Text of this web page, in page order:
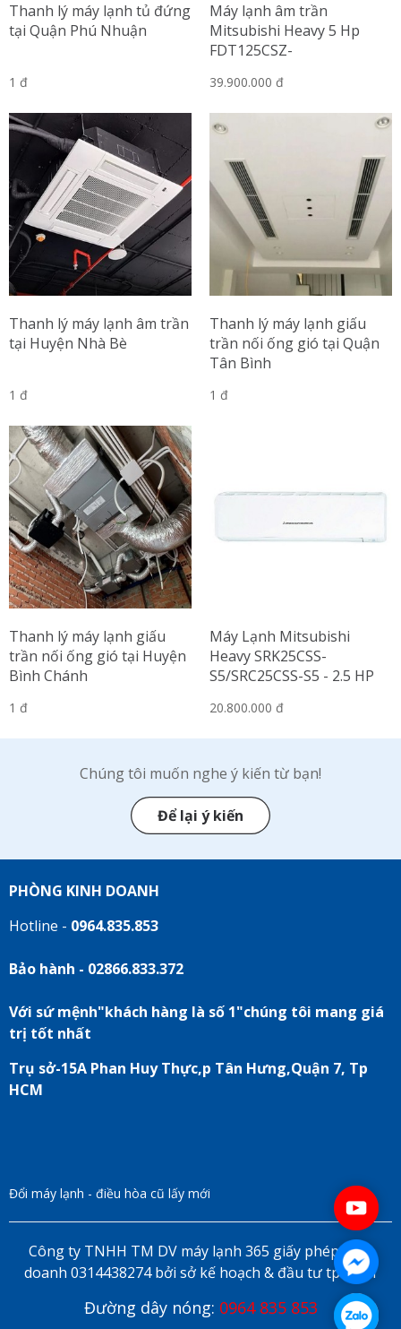
Thanh lý máy lạnh tủ đứng
tại Quận Phú Nhuận
1 đ
Máy lạnh âm trần
Mitsubishi Heavy 5 Hp
FDT125CSZ-
39.900.000 đ
Thanh lý máy lạnh âm trần
tại Huyện Nhà Bè
1 đ
Thanh lý máy lạnh giấu
trần nối ống gió tại Quận
Tân Bình
1 đ
Thanh lý máy lạnh giấu
trần nối ống gió tại Huyện
Bình Chánh
1 đ
Máy Lạnh Mitsubishi
Heavy SRK25CSS-
S5/SRC25CSS-S5 - 2.5 HP
20.800.000 đ
Chúng tôi muốn nghe ý kiến từ bạn!
Để lại ý kiến
PHÒNG KINH DOANH
Hotline - 0964.835.853
Bảo hành - 02866.833.372
Với sứ mệnh"khách hàng là số 1"chúng tôi mang giá
trị tốt nhất
Trụ sở-15A Phan Huy Thực,p Tân Hưng,Quận 7, Tp
HCM
Đổi máy lạnh - điều hòa cũ lấy mới
Công ty TNHH TM DV máy lạnh 365 giấy phép kinh
doanh 0314438274 bởi sở kế hoạch & đầu tư tp HCM
Đường dây nóng: 0964 835 853